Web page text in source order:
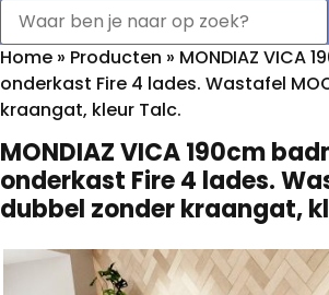
Home » Producten » MONDIAZ VICA
onderkast Fire 4 lades. Wastafel
kraangat, kleur Talc.
MONDIAZ VICA 190cm
onderkast Fire 4 lades.
dubbel zonder kraangat,